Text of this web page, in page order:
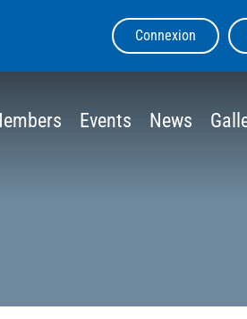
Connexion
Events News